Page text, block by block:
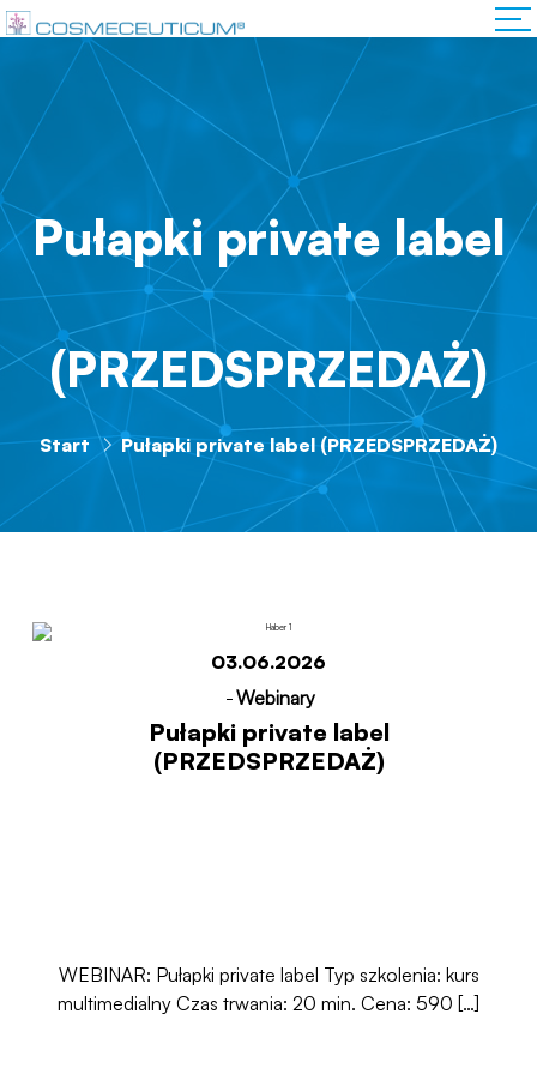
Pułapki private label
(PRZEDSPRZEDAŻ)
Start Pułapki private label (PRZEDSPRZEDAŻ)
03.06.2026
-Webinary
Pułapki private label
(PRZEDSPRZEDAŻ)
WEBINAR: Pułapki private label Typ szkolenia: kurs
multimedialny Czas trwania: 20 min. Cena: 590 […]